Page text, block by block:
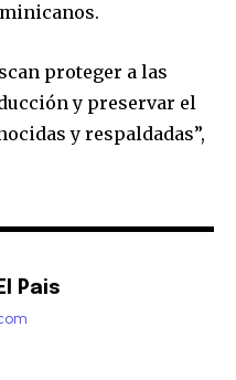
proteger a las
y preservar el
y respaldadas”,
Pais